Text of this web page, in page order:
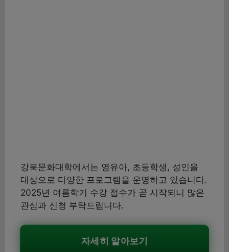
강북문화대학에서는 영유아, 초등학생, 성인을
대상으로 다양한 프로그램을 운영하고 있습니다.
2025년 여름학기 수강 접수가 곧 시작되니 많은
관심과 신청 부탁드립니다.
자세히 알아보기